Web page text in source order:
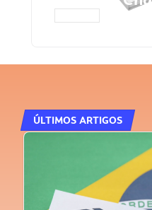
ÚLTIMOS ARTIGOS